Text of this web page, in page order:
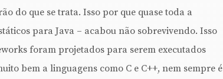
do que se trata. Isso por que quase toda a
para Java – acabou não sobrevivendo. Isso
foram projetados para serem executados
bem a linguagens como C e C++, nem sempre é